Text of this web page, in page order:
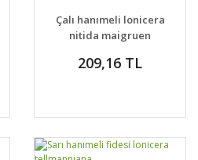
Çalı hanımeli lonicera
nitida maigruen
209,16 TL